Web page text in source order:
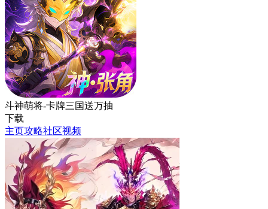
斗神萌将-卡牌三国送万抽
下载
主页攻略社区视频